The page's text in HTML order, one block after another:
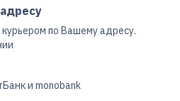
по Вашему адресу.
и monobank